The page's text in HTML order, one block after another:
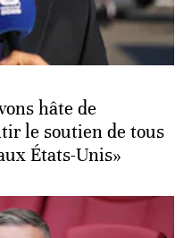
hâte de
le soutien de tous
États-Unis»